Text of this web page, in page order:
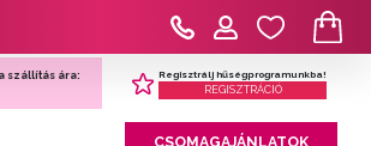
szállítás ára:
Regisztrálj hűségprogramunkba!
REGISZTRÁCIÓ
CSOMAGAJÁNLATOK